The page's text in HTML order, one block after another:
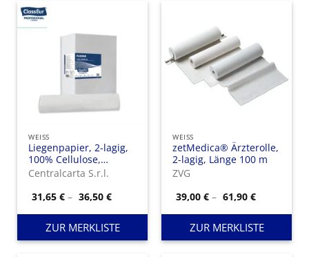
WEISS
Liegenpapier, 2-lagig,
100% Cellulose,
Rollenlänge 50 m, 135
Centralcarta S.r.l.
31,65€ – 36,50€Preisspanne:
31,65 €
bis
36,50 €
ZUR MERKLISTE
WEISS
zetMedica® Ärzterolle,
2-lagig, Länge 100 m
ZVG
39,00€ – 61,90€
39,00 €
bis
61,90 €
ZUR MERKLISTE